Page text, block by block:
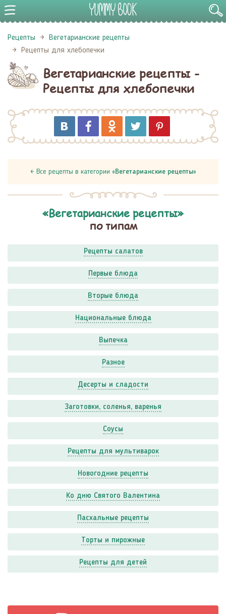
Рецепты
Вегетарианские рецепты
Рецепты для хлебопечки
Вегетарианские рецепты -
Рецепты для хлебопечки
← Все рецепты в категории «Вегетарианские рецепты»
«Вегетарианские рецепты»
по типам
Рецепты салатов
Первые блюда
Вторые блюда
Национальные блюда
Выпечка
Разное
Десерты и сладости
Заготовки, соленья, варенья
Соусы
Рецепты для мультиварок
Новогодние рецепты
Ко дню Святого Валентина
Пасхальные рецепты
Торты и пирожные
Рецепты для детей